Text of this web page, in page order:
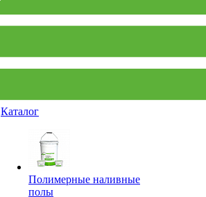
Каталог
Полимерные наливные
полы